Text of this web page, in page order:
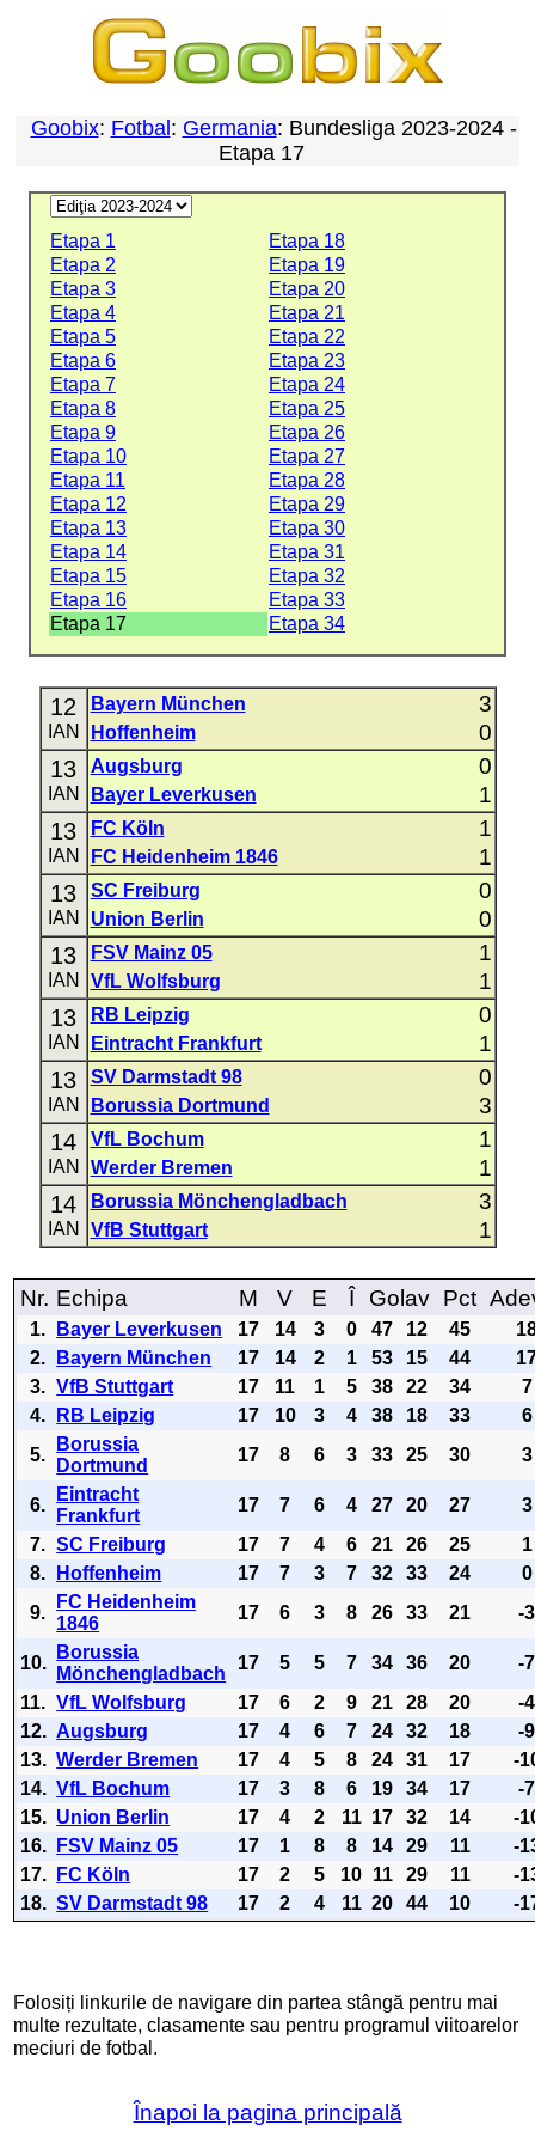
Goobix: Fotbal : Germania: Bundesliga 2023-2024 -
Etapa 17
Etapa 1
Etapa 18
Etapa 2
Etapa 19
Etapa 3
Etapa 20
Etapa 4
Etapa 21
Etapa 5
Etapa 22
Etapa 6
Etapa 23
Etapa 7
Etapa 24
Etapa 8
Etapa 25
Etapa 9
Etapa 26
Etapa 10
Etapa 27
Etapa 11
Etapa 28
Etapa 12
Etapa 29
Etapa 13
Etapa 30
Etapa 14
Etapa 31
Etapa 15
Etapa 32
Etapa 16
Etapa 33
Etapa 17
Etapa 34
12
IAN
Bayern München 3
Hoffenheim 0
13
IAN
Augsburg 0
Bayer Leverkusen 1
13
IAN
FC Köln 1
FC Heidenheim 1846 1
13
IAN
SC Freiburg 0
Union Berlin 0
13
IAN
FSV Mainz 05 1
VfL Wolfsburg 1
13
IAN
RB Leipzig 0
Eintracht Frankfurt 1
13
IAN
SV Darmstadt 98 0
Borussia Dortmund 3
14
IAN
VfL Bochum 1
Werder Bremen 1
14
IAN
Borussia Mönchengladbach 3
VfB Stuttgart 1
Nr. Echipa M V E Î Golav Pct
1. Bayer Leverkusen 17 14 3 0 47 12 45
2.
Bayern München 17 14 2 1 53 15 44
3. VfB Stuttgart 17 11 1 5 38 22 34
7
4.
RB Leipzig 17 10 3 4 38 18 33
6
5.
Borussia
Dortmund
17 8 6 3 33 25 30 3
6.
Eintracht
Frankfurt
17 7 6 4 27 20 27
3
7. SC Freiburg 17 7 4 6 21 26 25
1
8.
Hoffenheim 17 7 3 7 32 33 24
0
9.
FC Heidenheim
1846
17 6 3 8 26 33 21 -3
10.
Borussia
Mönchengladbach
17 5 5 7 34 36 20
-7
11. VfL Wolfsburg 17 6 2 9 21 28 20
-4
12. Augsburg 17 4 6 7 24 32 18
-9
13. Werder Bremen 17 4 5 8 24 31 17
-
14. VfL Bochum 17 3 8 6 19 34 17
-7
15. Union Berlin 17 4 2 11 17 32 14
-
16.
FSV Mainz 05 17 1 8 8 14 29 11
-
17.
FC Köln 17 2 5 10 11 29 11
-
18. SV Darmstadt 98 17 2 4 11 20 44 10 -
Folosiți linkurile de navigare din partea stângă pentru mai
multe rezultate, clasamente sau pentru programul viitoarelor
meciuri de fotbal.
Înapoi la pagina principală